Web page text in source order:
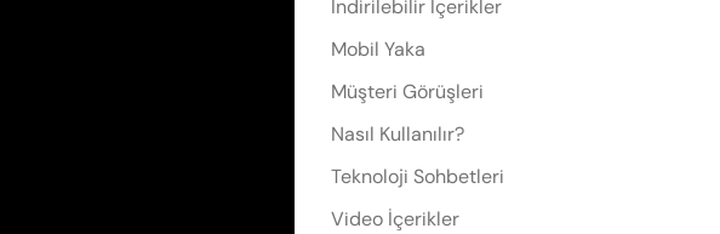
İndirilebilir İçerikler
Mobil Yaka
Müşteri Görüşleri
Nasıl Kullanılır?
Teknoloji Sohbetleri
Video İçerikler